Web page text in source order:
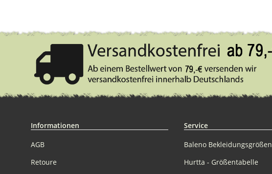
Informationen
AGB
Retoure
Service
Baleno Bekleidungsgrößen
Hurtta - Größentabelle